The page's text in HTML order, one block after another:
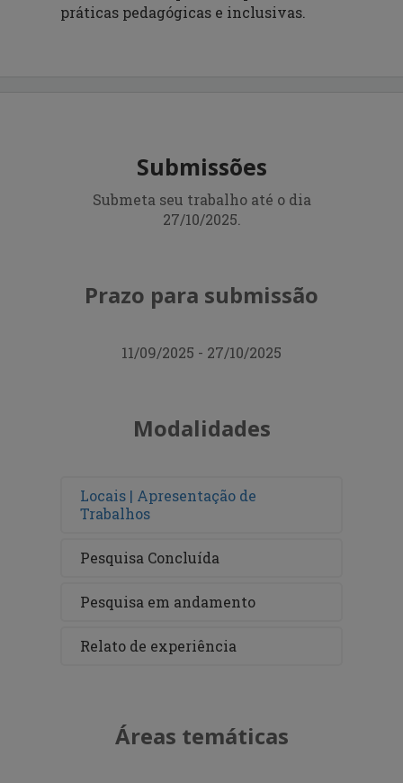
práticas pedagógicas e inclusivas.
Submissões
Submeta seu trabalho até o dia
27/10/2025.
Prazo para submissão
11/09/2025 - 27/10/2025
Modalidades
Locais | Apresentação de
Trabalhos
Pesquisa Concluída
Pesquisa em andamento
Relato de experiência
Áreas temáticas